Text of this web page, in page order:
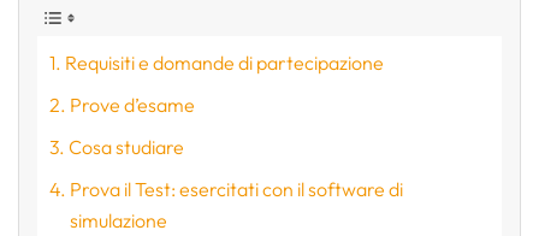
Requisiti e domande di partecipazione
Prove d’esame
Cosa studiare
Prova il Test: esercitati con il software di
simulazione